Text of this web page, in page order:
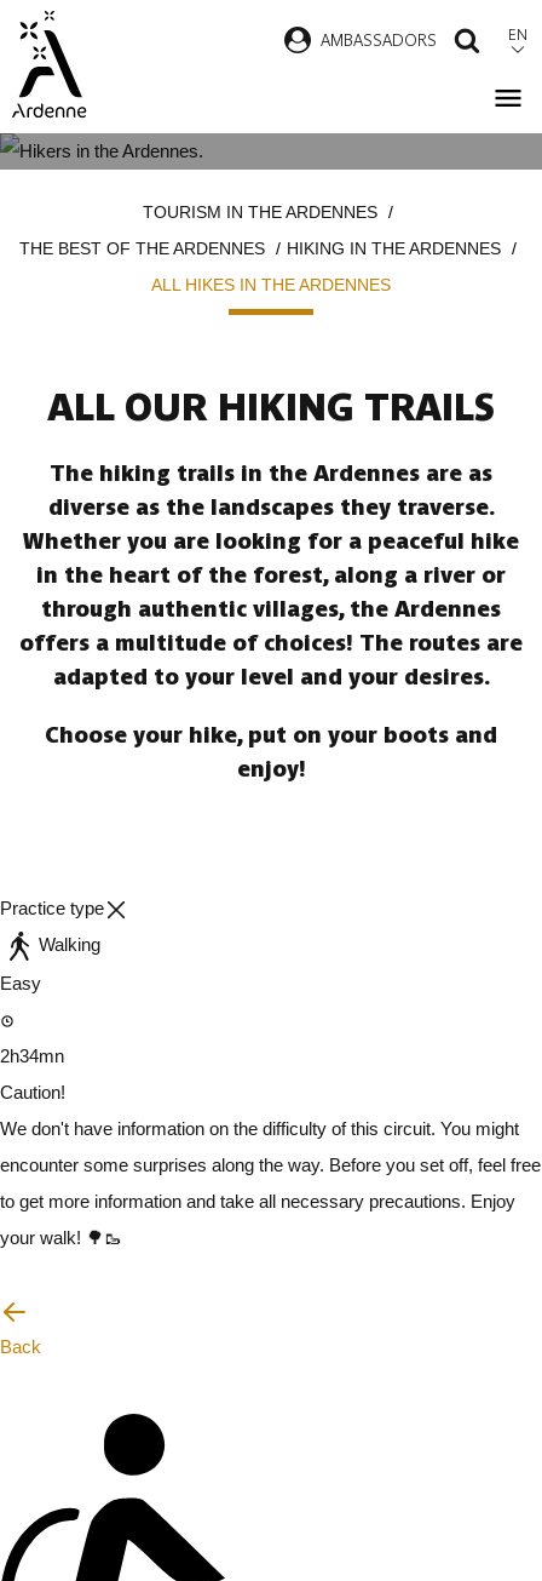
main
content
AMBASSADORS EN
TOURISM IN THE ARDENNES
THE BEST OF THE ARDENNES
HIKING IN THE ARDENNES
ALL HIKES IN THE ARDENNES
ALL OUR HIKING TRAILS
The hiking trails in the Ardennes are as
diverse as the landscapes they traverse.
Whether you are looking for a peaceful hike
in the heart of the forest, along a river or
through authentic villages, the Ardennes
offers a multitude of choices! The routes are
adapted to your level and your desires.
Choose your hike, put on your boots and
enjoy!
Practice type
Walking
Easy
2h34mn
Caution!
We don't have information on the difficulty of this circuit. You might
encounter some surprises along the way. Before you set off, feel free
to get more information and take all necessary precautions. Enjoy
your walk! 🌳🥾
Back